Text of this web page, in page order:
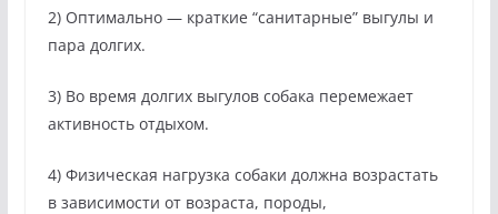
2) Оптимально — краткие “санитарные” выгулы и
пара долгих.
3) Во время долгих выгулов собака перемежает
активность отдыхом.
4) Физическая нагрузка собаки должна возрастать
в зависимости от возраста, породы,